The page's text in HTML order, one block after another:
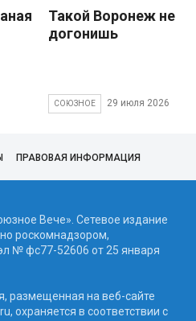
Такой Воронеж не
догонишь
СОЮЗНОЕ 29 июля 2026
ПРАВОВАЯ ИНФОРМАЦИЯ
Вече». Сетевое издание
роскомнадзором,
№ фc77-52606 от 25 января
размещенная на веб-сайте
охраняется в соответствии с